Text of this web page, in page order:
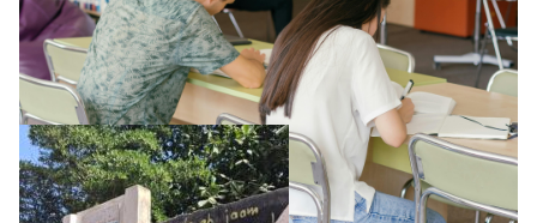
supérieur privé met en lumière l’amplification d’un système
qui relègue l’acte pédagogique au superfétatoire, voire à…
Lire la suite →